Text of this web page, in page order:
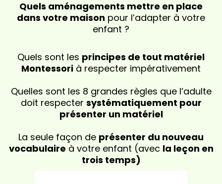
Quels aménagements mettre en place
dans votre maison pour l’adapter à votre
enfant ?
Quels sont les principes de tout matériel
Montessori à respecter impérativement
Quelles sont les 8 grandes règles que l’adulte
doit respecter systématiquement pour
présenter un matériel
La seule façon de présenter du nouveau
vocabulaire à votre enfant (avec la leçon en
trois temps)